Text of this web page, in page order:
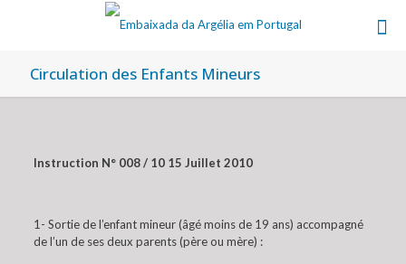
Circulation des Enfants Mineurs
Instruction N° 008 / 10 15 Juillet 2010
1- Sortie de l’enfant mineur (âgé moins de 19 ans) accompagné
de l’un de ses deux parents (père ou mère) :